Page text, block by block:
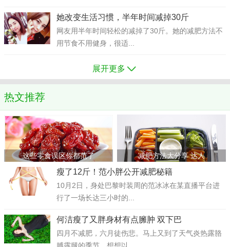
她改变生活习惯，半年时间减掉30斤
网友用半年时间轻松的减掉了30斤。她的减肥方法不
用节食不用健身，很适...
展开更多
热文推荐
这些零食误区你都范了 减肥方法大分享 达人
瘦了12斤！范小胖公开减肥秘籍
10月2日，身处巴黎时装周的范冰冰在某直播平台进
行了一场长达三小时的...
何洁瘦了又胖身材有点臃肿 双下巴
四月不减肥，六月徒伤悲。马上又到了天气炎热露胳